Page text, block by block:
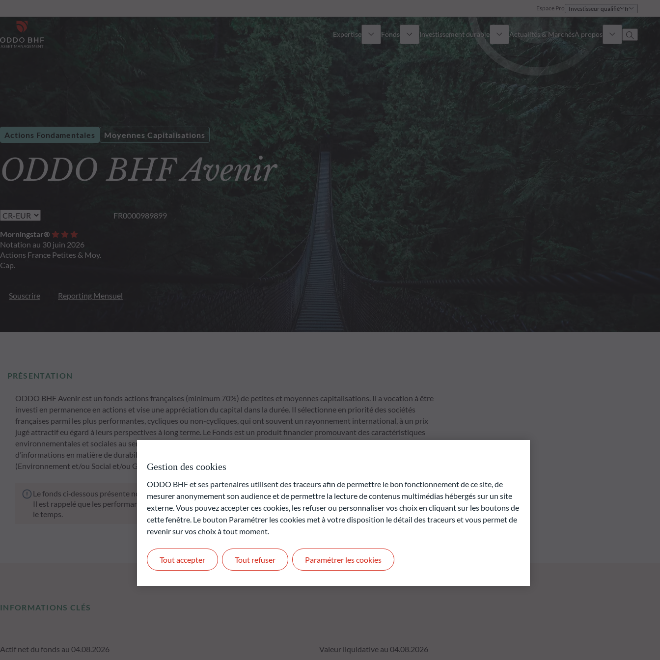
Espace Pro Investisseur qualifié fr
Expertise
Actions
ETF actifs
Fonds
Sélection de fonds
Comment souscrire ?
Investissement durable
Présentation
Approche
Publications
Actualités & MarchésÀ propos
Identité
Gouvernance
Notre équipe commerciale
Nos bureaux
ODDO BHF Avenir
Actions Fondamentales Moyennes Capitalisations
FR0000989899
Morningstar®
Notation au 30 juin 2026
Actions France Petites & Moy.
Cap.
Souscrire Reporting Mensuel
PRÉSENTATION
ODDO BHF Avenir est un fonds actions françaises (minimum 70%) de petites et moyennes capitalisations. Il a vocation à être
investi en permanence en actions et vise une appréciation du capital dans la durée. Il sélectionne en priorité des sociétés
françaises parmi les plus performantes, cycliques ou non-cycliques, qui ont souvent un rayonnement international, à un prix
jugé attractif eu égard à leurs perspectives à long terme. Le Fonds est un produit financier promouvant des caractéristiques
environnementales et sociales au sens de l’article 8 (1) du règlement (UE) 2019/2088 du 27 novembre 2019 sur la publication
d’informations en matière de durabilité dans le secteur des services financiers (le "Règlement SFDR"). Son approche ESG
(Environnement et/ou Social et/ou Gouvernance) est basée sur le modèle propriétaire de ODDO BHF AM.
Le fonds ci‑dessous présente notamment un risque de perte en capital.
Il est rappelé que les performances passées ne préjugent pas des performances futures et ne sont pas constantes dans
le temps.
INFORMATIONS CLÉS
Actif net du fonds au 04.08.2026 Valeur liquidative au 04.08.2026
Gestion des cookies
ODDO BHF et ses partenaires utilisent des traceurs afin de permettre le bon fonctionnement de ce site, de
mesurer anonymement son audience et de permettre la lecture de contenus multimédias hébergés sur un site
externe. Vous pouvez accepter ces cookies, les refuser ou personnaliser vos choix en cliquant sur les boutons de
cette fenêtre. Le bouton Paramétrer les cookies met à votre disposition le détail des traceurs et vous permet de
revenir sur vos choix à tout moment.
Tout refuser
Tout accepter Paramétrer les cookies